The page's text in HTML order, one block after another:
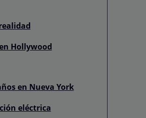
Hollywood
en Nueva York
eléctrica